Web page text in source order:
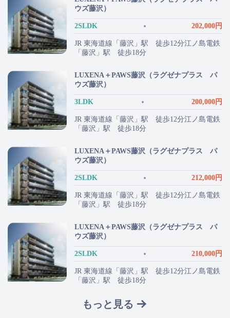
ウズ藤沢）
2SLDK 202,000円
JR 東海道線「藤沢」駅 徒歩12分江ノ島電鉄
「藤沢」駅 徒歩18分
LUXENA＋PAWS藤沢（ラグゼナプラス パ
ウズ藤沢）
3LDK 200,000円
JR 東海道線「藤沢」駅 徒歩12分江ノ島電鉄
「藤沢」駅 徒歩18分
LUXENA＋PAWS藤沢（ラグゼナプラス パ
ウズ藤沢）
2SLDK 212,000円
JR 東海道線「藤沢」駅 徒歩12分江ノ島電鉄
「藤沢」駅 徒歩18分
LUXENA＋PAWS藤沢（ラグゼナプラス パ
ウズ藤沢）
2SLDK 210,000円
JR 東海道線「藤沢」駅 徒歩12分江ノ島電鉄
「藤沢」駅 徒歩18分
もっと見る